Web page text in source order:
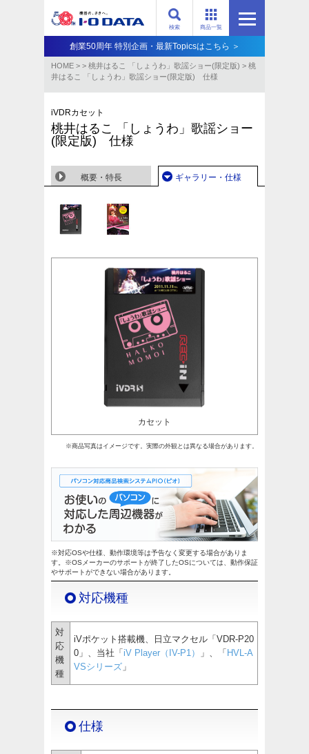
商品一覧
検索
創業50周年 特別企画・最新Topicsはこちら ＞
HOME > > 桃井はるこ 「しょうわ」歌謡ショー(限定版) > 桃
井はるこ 「しょうわ」歌謡ショー(限定版) 仕様
iVDRカセット
桃井はるこ 「しょうわ」歌謡ショー
(限定版) 仕様
概要・特長 ギャラリー・仕様
カセット
※商品写真はイメージです。実際の外観とは異なる場合があります。
※対応OSや仕様、動作環境等は予告なく変更する場合がありま
す。※OSメーカーのサポートが終了したOSについては、動作保証
やサポートができない場合があります。
対応機種
対
応
機
種
iVポケット搭載機、日立マクセル「VDR-P20
0」、当社「 iV Player（IV-P1） 」、「 HVL-A
VSシリーズ 」
仕様